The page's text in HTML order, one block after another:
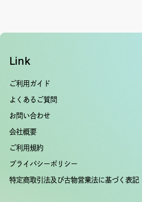
Link
ご利用ガイド
よくあるご質問
お問い合わせ
会社概要
ご利用規約
プライバシーポリシー
特定商取引法及び古物営業法に基づく表記